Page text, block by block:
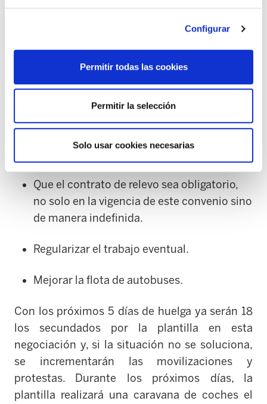
Configurar
Permitir todas las cookies
Permitir la selección
Solo usar cookies necesarias
Las reivindicaciones de la plantilla son las
La reducción de jornada anual, así como la
diaria. Es decir, la solicitud de que se
compute como trabajo diario todo el
Que el contrato de relevo sea obligatorio,
no solo en la vigencia de este convenio sino
de manera indefinida.
Regularizar el trabajo eventual.
Mejorar la flota de autobuses.
Con los próximos 5 días de huelga ya serán 18
los secundados por la plantilla en esta
negociación y, si la situación no se soluciona,
se incrementarán las movilizaciones y
protestas. Durante los próximos días, la
plantilla realizará una caravana de coches el